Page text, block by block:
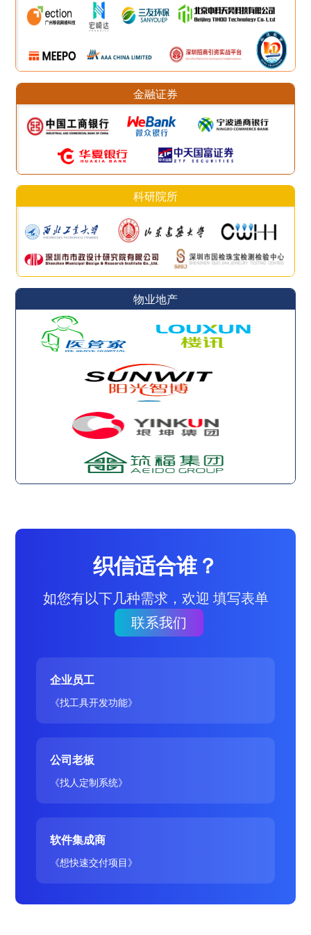
金融证券
科研院所
物业地产
织信适合谁？
如您有以下几种需求，欢迎 填写表单
联系我们
企业员工
《找工具开发功能》
公司老板
《找人定制系统》
软件集成商
《想快速交付项目》